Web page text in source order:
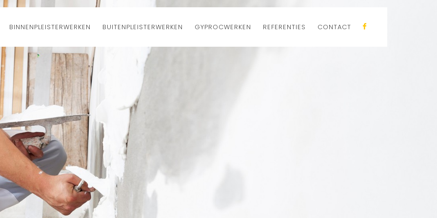
BINNENPLEISTERWERKEN BUITENPLEISTERWERKEN GYPROCWERKEN REFERENTIES CONTACT